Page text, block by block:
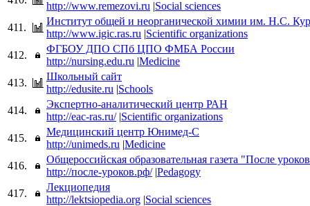
http://www.remezovi.ru |Social sciences
411.
Институт общей и неорганической химии им. Н.С.
http://www.igic.ras.ru |Scientific organizations
412.
ФГБОУ ДПО СПб ЦПО ФМБА России
http://nursing.edu.ru |Medicine
413.
Школьный сайт
http://edusite.ru |Schools
414.
Экспертно-аналитический центр РАН
http://eac-ras.ru/ |Scientific organizations
415.
Медицинский центр Юнимед-С
http://unimeds.ru |Medicine
416.
Общероссийская образовательная газета "После
http://после-уроков.рф/ |Pedagogy
417.
Лекциопедия
http://lektsiopedia.org |Social sciences